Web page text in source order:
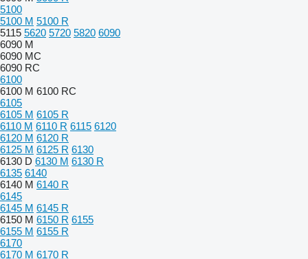
5100
5100 M 5100 R
5115 5620 5720 5820 6090
6090 M
6090 MC
6090 RC
6100
6100 M 6100 RC
6105
6105 M 6105 R
6110 M 6110 R 6115 6120
6120 M 6120 R
6125 M 6125 R 6130
6130 D 6130 M 6130 R
6135 6140
6140 M 6140 R
6145
6145 M 6145 R
6150 M 6150 R 6155
6155 M 6155 R
6170
6170 M 6170 R